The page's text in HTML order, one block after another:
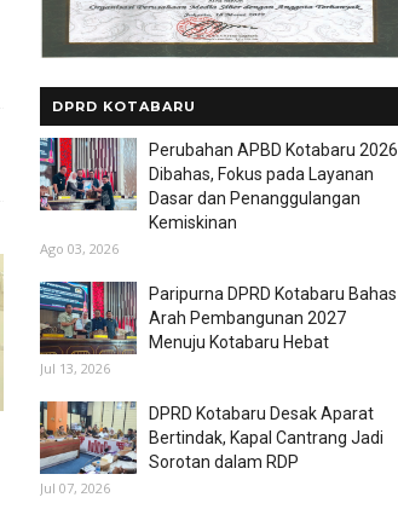
DPRD KOTABARU
Perubahan APBD Kotabaru 2026
Dibahas, Fokus pada Layanan
Dasar dan Penanggulangan
Kemiskinan
Ago 03, 2026
Paripurna DPRD Kotabaru Bahas
Arah Pembangunan 2027
Menuju Kotabaru Hebat
Jul 13, 2026
DPRD Kotabaru Desak Aparat
Bertindak, Kapal Cantrang Jadi
Sorotan dalam RDP
Jul 07, 2026